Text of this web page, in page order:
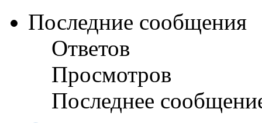
Последние сообщения
Ответов
Просмотров
Последнее